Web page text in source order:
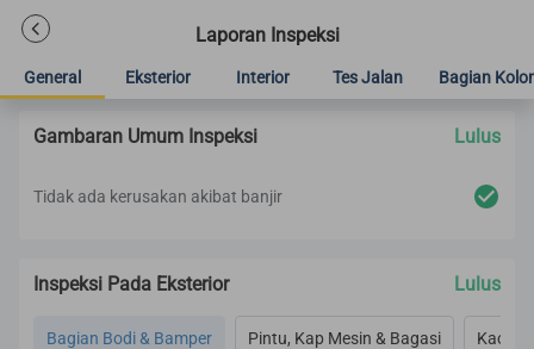
Laporan Inspeksi
General Eksterior Interior Tes Jalan Bagian
Gambaran Umum Inspeksi Lulus
Tidak ada kerusakan akibat banjir
Inspeksi Pada Eksterior Lulus
Bagian Bodi & Bamper Pintu, Kap Mesin & Bagasi Kaca &